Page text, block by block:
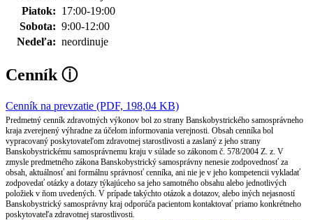
Piatok: 17:00-19:00
Sobota: 9:00-12:00
Nedeľa: neordinuje
Cenník ⓘ
Cenník na prevzatie (PDF, 198,04 KB)
Predmetný cenník zdravotných výkonov bol zo strany Banskobystrického samosprávneho
kraja zverejnený výhradne za účelom informovania verejnosti. Obsah cenníka bol
vypracovaný poskytovateľom zdravotnej starostlivosti a zaslaný z jeho strany
Banskobystrickému samosprávnemu kraju v súlade so zákonom č. 578/2004 Z. z. V
zmysle predmetného zákona Banskobystrický samosprávny nenesie zodpovednosť za
obsah, aktuálnosť ani formálnu správnosť cenníka, ani nie je v jeho kompetencii vykladať
zodpovedať otázky a dotazy týkajúceho sa jeho samotného obsahu alebo jednotlivých
položiek v ňom uvedených. V prípade takýchto otázok a dotazov, alebo iných nejasností
Banskobystrický samosprávny kraj odporúča pacientom kontaktovať priamo konkrétneho
poskytovateľa zdravotnej starostlivosti.